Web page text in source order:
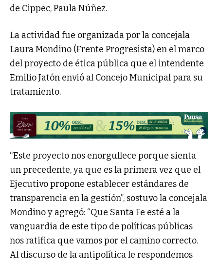
de Cippec, Paula Núñez.
La actividad fue organizada por la concejala
Laura Mondino (Frente Progresista) en el marco
del proyecto de ética pública que el intendente
Emilio Jatón envió al Concejo Municipal para su
tratamiento.
“Este proyecto nos enorgullece porque sienta
un precedente, ya que es la primera vez que el
Ejecutivo propone establecer estándares de
transparencia en la gestión”, sostuvo la concejala
Mondino y agregó: “Que Santa Fe esté a la
vanguardia de este tipo de políticas públicas
nos ratifica que vamos por el camino correcto.
Al discurso de la antipolítica le respondemos